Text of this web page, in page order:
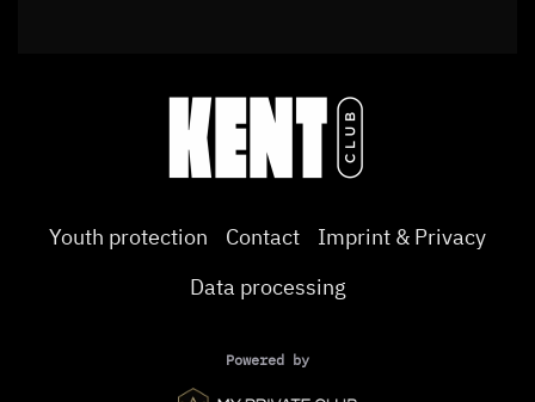
Youth protection Contact
Imprint & Privacy
Data processing
Powered by